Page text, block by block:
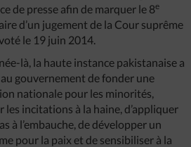
de presse afin de marquer le 8e
d’un jugement de la Cour suprême
le 19 juin 2014.
là, la haute instance pakistanaise a
gouvernement de fonder une
nationale pour les minorités,
les incitations à la haine, d’appliquer
à l’embauche, de développer un
pour la paix et de sensibiliser à la